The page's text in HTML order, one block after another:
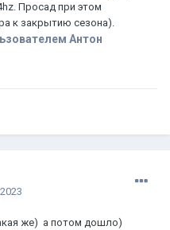
Просад при этом
к закрытию сезона).
Антон
же) а потом дошло)